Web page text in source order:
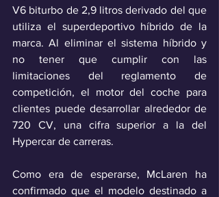
V6 biturbo de 2,9 litros derivado del que
utiliza el superdeportivo híbrido de la
marca. Al eliminar el sistema híbrido y
no tener que cumplir con las
limitaciones del reglamento de
competición, el motor del coche para
clientes puede desarrollar alrededor de
720 CV, una cifra superior a la del
Hypercar de carreras.
Como era de esperarse, McLaren ha
confirmado que el modelo destinado a